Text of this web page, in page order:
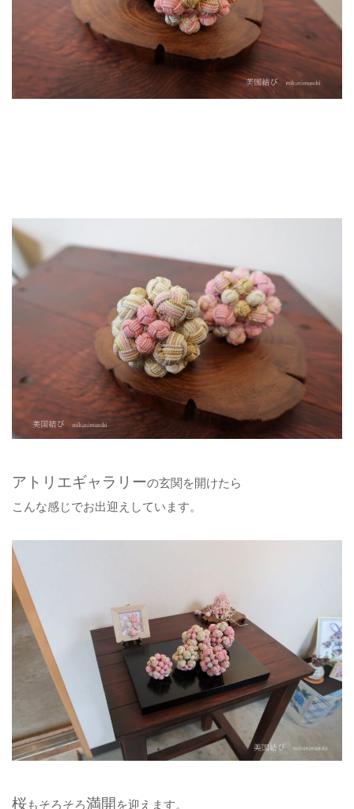
アトリエギャラリーの玄関を開けたら
こんな感じでお出迎えしています。
桜もそろそろ満開 を迎えます。